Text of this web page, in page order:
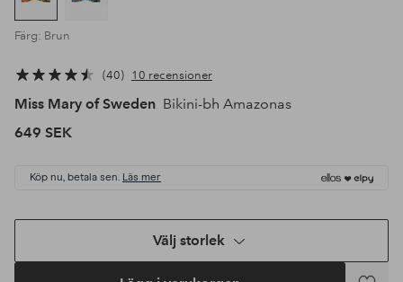
Färg: Brun
40 10 recensioner
Miss Mary of Sweden Bikini-bh Amazonas
649 SEK
Köp nu, betala sen. Läs mer
Välj storlek